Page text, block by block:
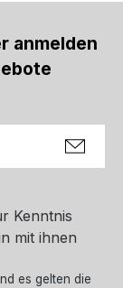
anmelden
Kenntnis
mit ihnen
es gelten die